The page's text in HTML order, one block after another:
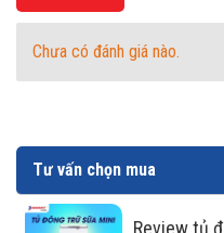
Chưa có đánh giá nào.
Tư vấn chọn mua